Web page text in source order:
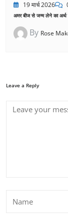
19 मार्च 2026
अमर बीज से जन्म लेने का
By Rose
Leave a Reply